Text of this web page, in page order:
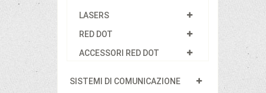
LASERS
RED DOT
ACCESSORI RED DOT
SISTEMI DI COMUNICAZIONE